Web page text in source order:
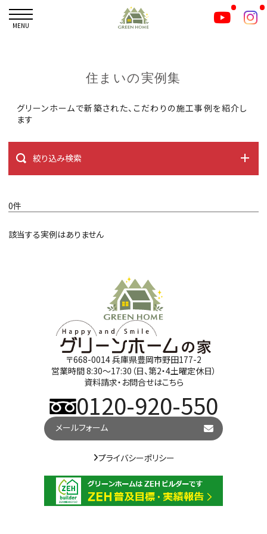
MENU
住まいの実例集
グリーンホームで新築された、こだわりの施工事例を紹介し
ます
絞り込み検索
0件
該当する実例はありません
〒668-0014 兵庫県豊岡市野田177-2
営業時間 8:30～17:30（日、第2・4土曜定休日）
資料請求・お問合せはこちら
0120-920-550
メールフォーム
プライバシーポリシー